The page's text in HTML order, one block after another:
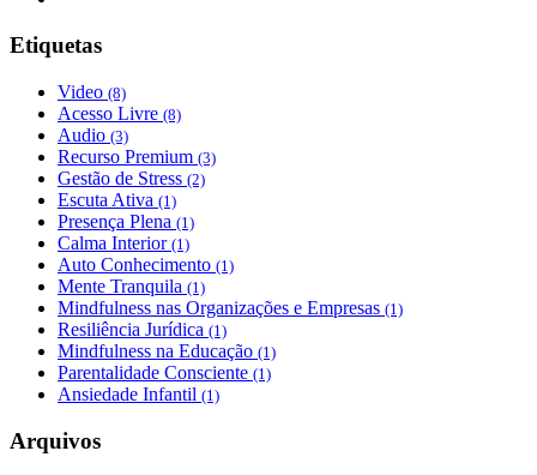
Etiquetas
Video (8)
Acesso Livre (8)
Audio (3)
Recurso Premium (3)
Gestão de Stress (2)
Escuta Ativa (1)
Presença Plena (1)
Calma Interior (1)
Auto Conhecimento (1)
Mente Tranquila (1)
Mindfulness nas Organizações e Empresas (1)
Resiliência Jurídica (1)
Mindfulness na Educação (1)
Parentalidade Consciente (1)
Ansiedade Infantil (1)
Arquivos